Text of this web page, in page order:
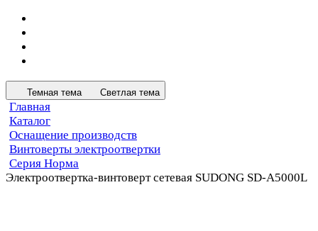
Темная тема Светлая тема
Главная
Каталог
Оснащение производств
Винтоверты электроотвертки
Серия Норма
Электроотвертка-винтоверт сетевая SUDONG SD-A5000L